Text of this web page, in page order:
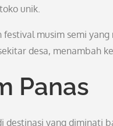
unik.
musim semi
desa, menambah
Panas
destinasi yang diminati